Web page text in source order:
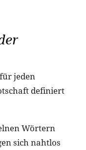
jeden
definiert
Wörtern
sich nahtlos